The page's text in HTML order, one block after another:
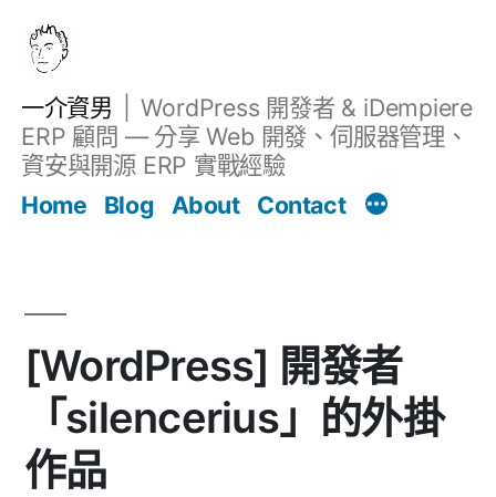
一介資男
WordPress 開發者 & iDempiere
ERP 顧問 — 分享 Web 開發、伺服器管理、
資安與開源 ERP 實戰經驗
Home
Blog About Contact
[WordPress] 開發者
「silencerius」的外掛
作品
文章